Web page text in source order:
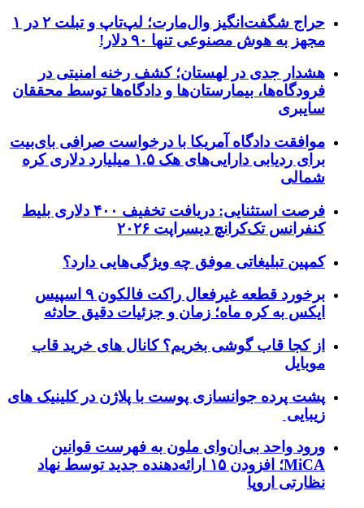
حراج شگفت‌انگیز وال‌مارت؛ لپ‌تاپ و تبلت ۲ در ۱
مجهز به هوش مصنوعی تنها ۹۰ دلار!
هشدار جدی در لهستان؛ کشف رخنه امنیتی در
فرودگاه‌ها، بیمارستان‌ها و دادگاه‌ها توسط محققان
سایبری
موافقت دادگاه آمریکا با درخواست صرافی بای‌بیت
برای ردیابی دارایی‌های هک ۱.۵ میلیارد دلاری کره
شمالی
فرصت استثنایی: دریافت تخفیف ۴۰۰ دلاری بلیط
کنفرانس تک‌کرانچ دیسراپت ۲۰۲۶
کمپین تبلیغاتی موفق چه ویژگی‌هایی دارد؟
برخورد قطعه غیرفعال راکت فالکون ۹ اسپیس
ایکس به کره ماه؛ زمان و جزئیات دقیق حادثه
از کجا قاب گوشی بخریم؟ کانال های خرید قاب
موبایل
پشت پرده جوانسازی پوست با پلاژن در کلینیک های
زیبایی
ورود واحد بی‌ان‌وای ملون به فهرست قوانین
MiCA؛ افزودن ۱۵ ارائه‌دهنده جدید توسط نهاد
نظارتی اروپا